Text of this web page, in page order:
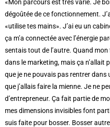
«Mon parcours est très varié. Je
dégoûtée de ce fonctionnement.
«utilise tes mains». J’ai eu un
ça m’a connectée avec l’énergie
sentais tout de l’autre. Quand
dans le marketing, mais ça n’allait
que je ne pouvais pas rentrer
que j’allais faire la mienne. Je ne
d’entrepreneur. Ça fait partie de
mes dimensions invisibles font
suis faite pour bosser. Bosser